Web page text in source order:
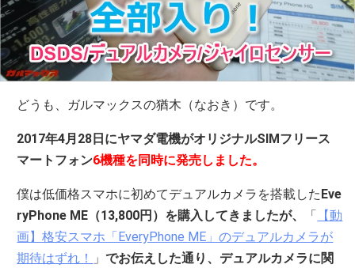
どうも、ガルマックスの猶木（なおき）です。
2017年4月28日にヤマダ電機がオリジナルSIMフリース
マートフォン6機種を同時に発売しました。
僕は低価格スマホに初めてデュアルカメラを搭載したEve
ryPhone ME（13,800円）を購入してきましたが、
「 【動
画】格安スマホ「EveryPhone ME」のデュアルカメラが
期待はずれ！
」でお伝えした通り、デュアルカメラに関